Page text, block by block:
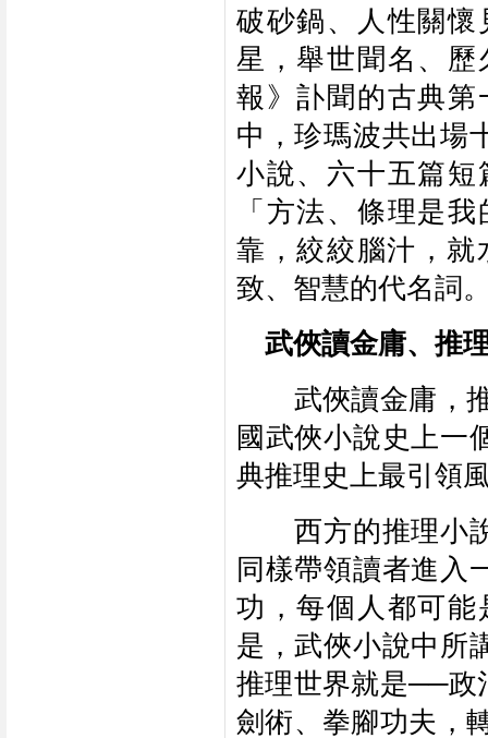
破砂鍋、人性關
星，舉世聞名、
報》訃聞的古典
中，珍瑪波共出場
小說、六十五篇
「方法、條理是
靠，絞絞腦汁，就
致、智慧的代名詞
武俠讀金庸、推
武俠讀金庸，推
國武俠小說史上一
典推理史上最引領
西方的推理小說
同樣帶領讀者進入
功，每個人都可
是，武俠小說中所
推理世界就是──政
劍術、拳腳功夫，